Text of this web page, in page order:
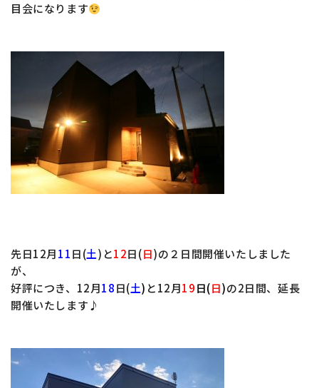
目会になります
先日12月11日(土)と12日(日)の２日間開催いたしました
が、
好評につき、12月18日(土) と12月19日(日)の2日間、延長
開催いたします♪